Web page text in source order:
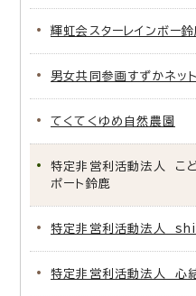
輝虹会スターレインボー鈴
男女共同参画すずかネット
てくてくゆめ自然農園
特定非営利活動法人 こ
ポート鈴鹿
特定非営利活動法人
特定非営利活動法人 心